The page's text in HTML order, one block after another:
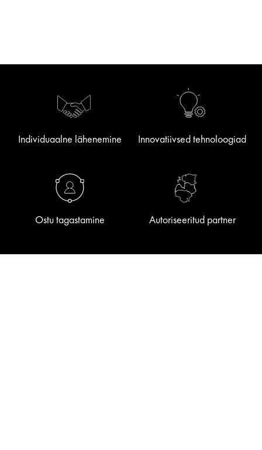
Individuaalne lähenemine Innovatiivsed tehnoloogiad
Ostu tagastamine Autoriseeritud partner